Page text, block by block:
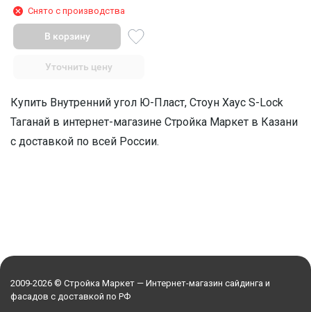
Снято с производства
В корзину
Уточнить цену
Купить Внутренний угол Ю-Пласт, Стоун Хаус S-Lock
Таганай в интернет-магазине Стройка Маркет в Казани
с доставкой по всей России.
2009-2026 © Стройка Маркет — Интернет-магазин сайдинга и
фасадов с доставкой по РФ